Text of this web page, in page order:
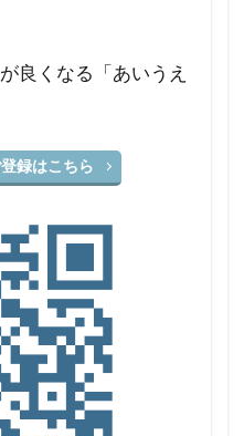
良くなる「あいうえ
録はこちら